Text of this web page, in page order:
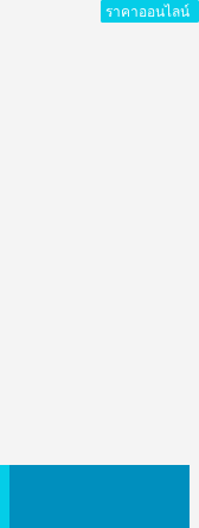
ราคาออนไลน์
ราคาออนไลน์
ราคาออนไลน์
ราคาออนไลน์
ราคาออนไลน์
ราคาออนไลน์
ราคาออนไลน์
ราคาออนไลน์